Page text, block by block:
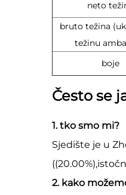
neto
bruto težina
težinu
boje
Često se
1. tko smo mi?
Sjedište je u
2. kako